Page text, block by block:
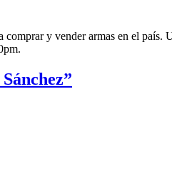
y vender armas en el